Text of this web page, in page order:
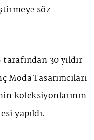
söz
30 yıldır
Moda Tasarımcıları
koleksiyonlarının
yapıldı.